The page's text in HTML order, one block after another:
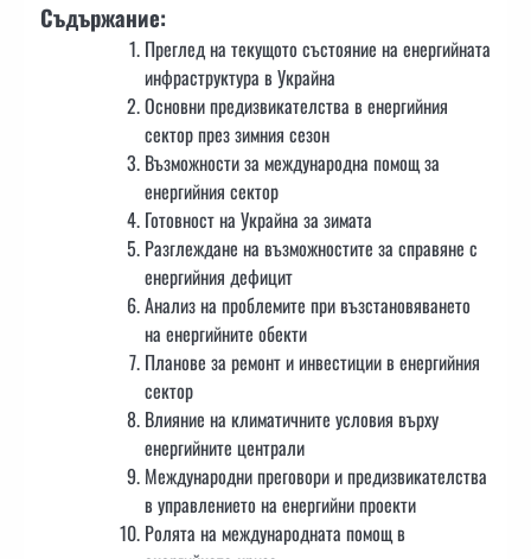
Съдържание:
Преглед на текущото състояние на енергийната
инфраструктура в Украйна
Основни предизвикателства в енергийния
сектор през зимния сезон
Възможности за международна помощ за
енергийния сектор
Готовност на Украйна за зимата
Разглеждане на възможностите за справяне с
енергийния дефицит
Анализ на проблемите при възстановяването
на енергийните обекти
Планове за ремонт и инвестиции в енергийния
сектор
Влияние на климатичните условия върху
енергийните централи
Международни преговори и предизвикателства
в управлението на енергийни проекти
Ролята на международната помощ в